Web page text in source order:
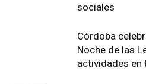
sociales
Córdoba
Noche de las
actividades en